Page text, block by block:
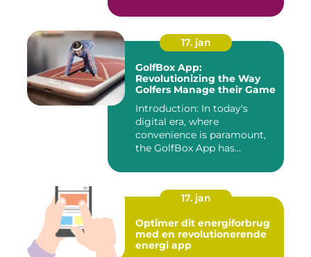
17. jan
GolfBox App:
Revolutionizing the Way
Golfers Manage their Game
Introduction: In today's
digital era, where
convenience is paramount,
the GolfBox App has
17. jan
Optimer dit energiforbrug
med en revolutionerende
energi app